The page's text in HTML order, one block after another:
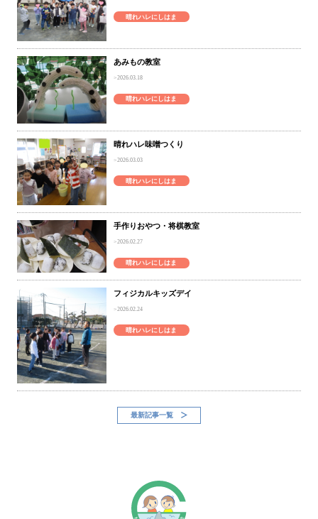
晴れハレにしはま
あみもの教室
2026.03.18
晴れハレにしはま
晴れハレ味噌つくり
2026.03.03
晴れハレにしはま
手作りおやつ・将棋教室
2026.02.27
晴れハレにしはま
フィジカルキッズデイ
2026.02.24
晴れハレにしはま
最新記事一覧